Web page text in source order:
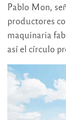
Pablo Mon,
productores
maquinaria
así el círculo